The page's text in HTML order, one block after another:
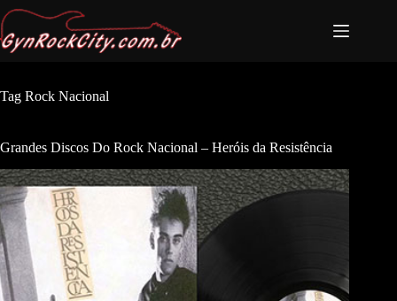
Tag Rock Nacional
Grandes Discos Do Rock Nacional – Heróis da Resistência